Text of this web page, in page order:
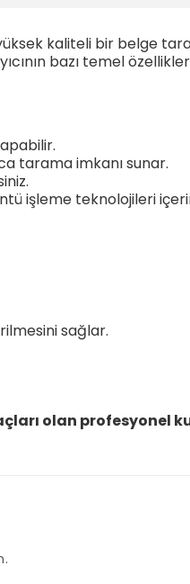
kaliteli bir belge
bazı temel
tarama imkanı sunar.
işleme teknolojileri
sağlar.
olan profesyonel